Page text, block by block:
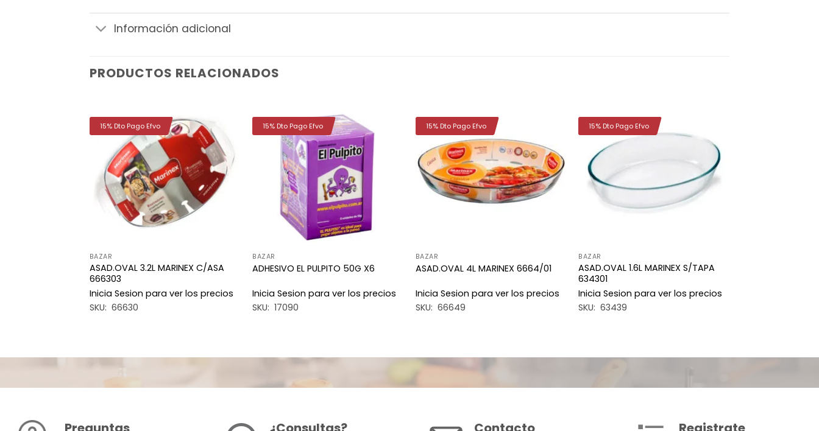
Información adicional
PRODUCTOS RELACIONADOS
Añadir
a la
lista de
deseos
BAZAR
ASAD.OVAL 3.2L MARINEX C/ASA
666303
Inicia Sesion para ver los precios
SKU: 66630
15% Dto Pago Efvo
Añadir
a la
lista de
deseos
BAZAR
ADHESIVO EL PULPITO 50G X6
Inicia Sesion para ver los precios
SKU: 17090
15% Dto Pago Efvo
lista de
deseos
BAZAR
ASAD.OVAL 4L MARINEX 6664/01
Inicia Sesion para ver los precios
SKU: 66649
15% Dto Pago Efvo
a la
lista de
deseos
BAZAR
ASAD.OVAL 1.6L MARINEX S/TAPA
634301
Inicia Sesion para ver los precios
SKU: 63439
15% Dto Pago Efvo